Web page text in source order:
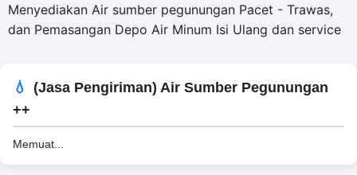
Menyediakan Air sumber pegunungan Pacet - Trawas,
dan Pemasangan Depo Air Minum Isi Ulang dan service
(Jasa Pengiriman) Air Sumber Pegunungan
++
Memuat...